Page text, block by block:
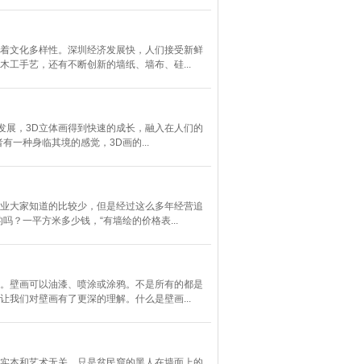
文化多样性。深圳经济发展快，人们接受新鲜
工手艺，还有不断创新的墙纸、墙布、硅...
，3D立体画得到快速的成长，融入在人们的
一种身临其境的感觉，3D画的...
大家知道的比较少，但是经过这么多年经营追
？一平方米多少钱，“有墙绘的价格表...
壁画可以油漆、喷涂或涂鸦。不是所有的都是
我们对壁画有了更深的理解。什么是壁画...